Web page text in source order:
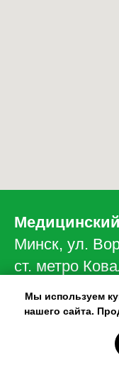
Минск, ул.
ст. метро
+375(33)603-
103-
Мы используем
нашего сайта.